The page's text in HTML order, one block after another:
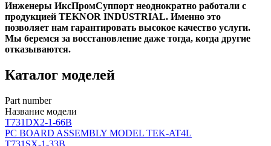
Инженеры ИксПромСуппорт неоднократно работали с
продукцией TEKNOR INDUSTRIAL. Именно это
позволяет нам гарантировать высокое качество услуги.
Мы беремся за восстановление даже тогда, когда другие
отказываются.
Каталог моделей
Part number
Название модели
T731DX2-1-66B
PC BOARD ASSEMBLY MODEL TEK-AT4L
T731SX-1-33B